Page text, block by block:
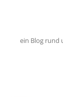
ein Blog rund